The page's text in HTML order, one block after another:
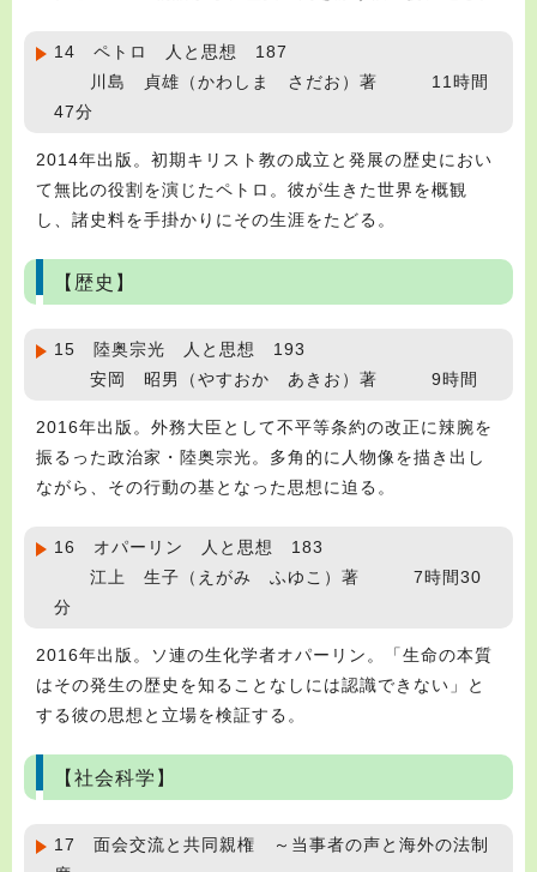
14 ペトロ 人と思想 187
川島 貞雄（かわしま さだお）著 11時間
47分
2014年出版。初期キリスト教の成立と発展の歴史におい
て無比の役割を演じたペトロ。彼が生きた世界を概観
し、諸史料を手掛かりにその生涯をたどる。
【歴史】
15 陸奥宗光 人と思想 193
安岡 昭男（やすおか あきお）著 9時間
2016年出版。外務大臣として不平等条約の改正に辣腕を
振るった政治家・陸奥宗光。多角的に人物像を描き出し
ながら、その行動の基となった思想に迫る。
16 オパーリン 人と思想 183
江上 生子（えがみ ふゆこ）著 7時間30
分
2016年出版。ソ連の生化学者オパーリン。「生命の本質
はその発生の歴史を知ることなしには認識できない」と
する彼の思想と立場を検証する。
【社会科学】
17 面会交流と共同親権 ～当事者の声と海外の法制